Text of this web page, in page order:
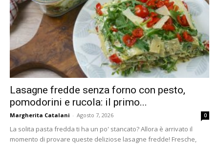
Lasagne fredde senza forno con pesto,
pomodorini e rucola: il primo...
Margherita Catalani - Agosto 7, 2026 0
La solita pasta fredda ti ha un po' stancato? Allora è arrivato il
momento di provare queste deliziose lasagne fredde! Fresche,